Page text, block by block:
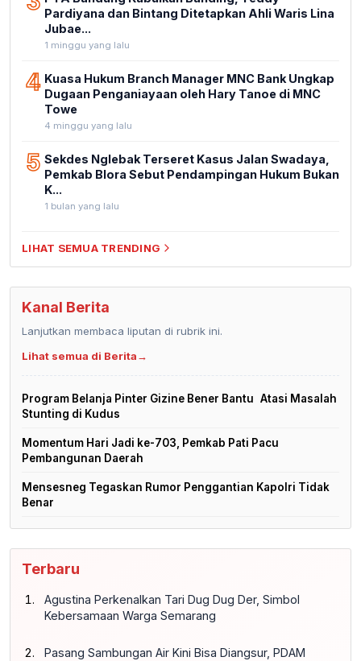
Pardiyana dan Bintang Ditetapkan Ahli Waris Lina
Jubae...
1 minggu yang lalu
4 Kuasa Hukum Branch Manager MNC Bank Ungkap
Dugaan Penganiayaan oleh Hary Tanoe di MNC
Towe
4 minggu yang lalu
5 Sekdes Nglebak Terseret Kasus Jalan Swadaya,
Pemkab Blora Sebut Pendampingan Hukum Bukan
K...
1 bulan yang lalu
LIHAT SEMUA TRENDING
Kanal Berita
Lanjutkan membaca liputan di rubrik ini.
Lihat semua di Berita→
Program Belanja Pinter Gizine Bener Bantu Atasi Masalah
Stunting di Kudus
Momentum Hari Jadi ke-703, Pemkab Pati Pacu
Pembangunan Daerah
Mensesneg Tegaskan Rumor Penggantian Kapolri Tidak
Benar
Terbaru
Agustina Perkenalkan Tari Dug Dug Der, Simbol
Kebersamaan Warga Semarang
Pasang Sambungan Air Kini Bisa Diangsur, PDAM